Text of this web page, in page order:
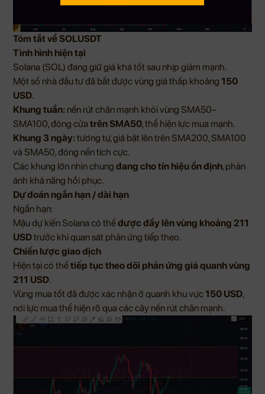
Tóm tắt về SOLUSDT
Tình hình hiện tại
Solana (SOL) đang giữ giá khá tốt sau nhịp giảm mạnh.
Một số nhà đầu tư đã bắt được vùng giá thấp khoảng 150
USD.
Khung tuần: nến rút chân mạnh khỏi vùng SMA50–
SMA100, đóng cửa trên SMA50, thể hiện lực mua mạnh.
Khung 3 ngày:tương tự, giá bật lên trên SMA200, SMA100
và SMA50, đóng nến tích cực.
Các khung lớn nhìn chung đang cho tín hiệu ổn định, phản
ánh khả năng hồi phục.
Dự đoán ngắn hạn / dài hạn
Ngắn hạn:
Mậu dự kiến Solana có thểđược đẩy lên vùng khoảng 211
USDtrước khi quan sát phản ứng tiếp theo.
Chiến lược giao dịch
Hiện tại có thểtiếp tục theo dõi phản ứng giá quanh vùng
211 USD.
Vùng mua tốt đã được xác nhận ở quanh khu vực150 USD,
nơi lực mua thể hiện rõ qua các cây nến rút chân mạnh.